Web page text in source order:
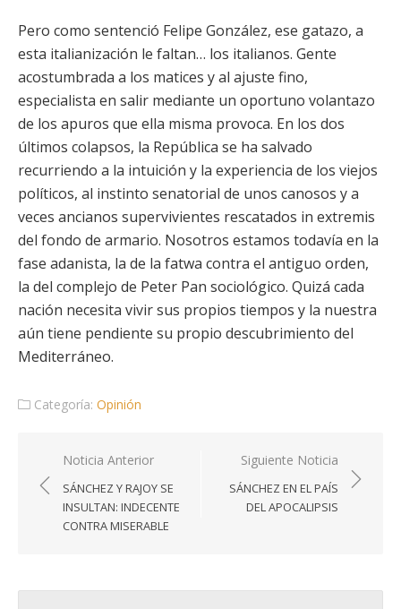
Pero como sentenció Felipe González, ese gatazo, a
esta italianización le faltan… los italianos. Gente
acostumbrada a los matices y al ajuste fino,
especialista en salir mediante un oportuno volantazo
de los apuros que ella misma provoca. En los dos
últimos colapsos, la República se ha salvado
recurriendo a la intuición y la experiencia de los viejos
políticos, al instinto senatorial de unos canosos y a
veces ancianos supervivientes rescatados in extremis
del fondo de armario. Nosotros estamos todavía en la
fase adanista, la de la fatwa contra el antiguo orden,
la del complejo de Peter Pan sociológico. Quizá cada
nación necesita vivir sus propios tiempos y la nuestra
aún tiene pendiente su propio descubrimiento del
Mediterráneo.
Categoría: Opinión
Navegación
de
entradas
Noticia Anterior
SÁNCHEZ Y RAJOY SE
INSULTAN: INDECENTE
CONTRA MISERABLE
Siguiente Noticia
SÁNCHEZ EN EL PAÍS
DEL APOCALIPSIS